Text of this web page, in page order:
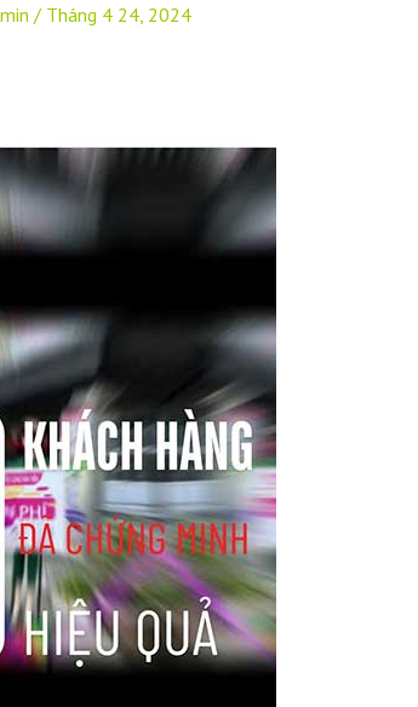
/ Tháng 4 24, 2024